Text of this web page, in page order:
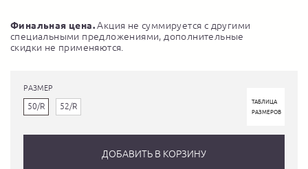
Финальная цена.Акция не суммируется с другими
специальными предложениями, дополнительные
скидки не применяются.
РАЗМЕР
50/R 52/R
ТАБЛИЦА
РАЗМЕРОВ
ДОБАВИТЬ В КОРЗИНУ